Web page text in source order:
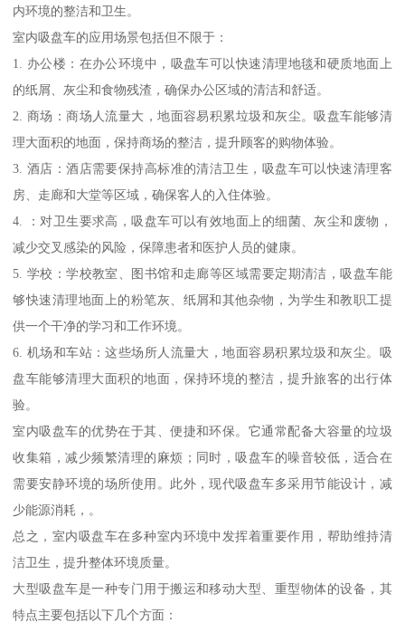
内环境的整洁和卫生。
室内吸盘车的应用场景包括但不限于：
1. 办公楼：在办公环境中，吸盘车可以快速清理地毯和硬质地面上
的纸屑、灰尘和食物残渣，确保办公区域的清洁和舒适。
2. 商场：商场人流量大，地面容易积累垃圾和灰尘。吸盘车能够清
理大面积的地面，保持商场的整洁，提升顾客的购物体验。
3. 酒店：酒店需要保持高标准的清洁卫生，吸盘车可以快速清理客
房、走廊和大堂等区域，确保客人的入住体验。
4. ：对卫生要求高，吸盘车可以有效地面上的细菌、灰尘和废物，
减少交叉感染的风险，保障患者和医护人员的健康。
5. 学校：学校教室、图书馆和走廊等区域需要定期清洁，吸盘车能
够快速清理地面上的粉笔灰、纸屑和其他杂物，为学生和教职工提
供一个干净的学习和工作环境。
6. 机场和车站：这些场所人流量大，地面容易积累垃圾和灰尘。吸
盘车能够清理大面积的地面，保持环境的整洁，提升旅客的出行体
验。
室内吸盘车的优势在于其、便捷和环保。它通常配备大容量的垃圾
收集箱，减少频繁清理的麻烦；同时，吸盘车的噪音较低，适合在
需要安静环境的场所使用。此外，现代吸盘车多采用节能设计，减
少能源消耗，。
总之，室内吸盘车在多种室内环境中发挥着重要作用，帮助维持清
洁卫生，提升整体环境质量。
大型吸盘车是一种专门用于搬运和移动大型、重型物体的设备，其
特点主要包括以下几个方面：